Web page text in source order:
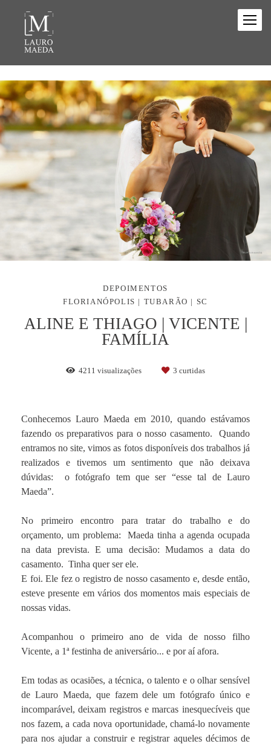
DEPOIMENTOS
FLORIANÓPOLIS | TUBARÃO | SC
ALINE E THIAGO | VICENTE |
FAMÍLIA
4211 visualizações 3 curtidas
Conhecemos Lauro Maeda em 2010, quando estávamos
fazendo os preparativos para o nosso casamento. Quando
entramos no site, vimos as fotos disponíveis dos trabalhos já
realizados e tivemos um sentimento que não deixava
dúvidas: o fotógrafo tem que ser “esse tal de Lauro
Maeda”.
No primeiro encontro para tratar do trabalho e do
orçamento, um problema: Maeda tinha a agenda ocupada
na data prevista. E uma decisão: Mudamos a data do
casamento. Tinha quer ser ele.
E foi. Ele fez o registro de nosso casamento e, desde então,
esteve presente em vários dos momentos mais especiais de
nossas vidas.
Acompanhou o primeiro ano de vida de nosso filho
Vicente, a 1ª festinha de aniversário... e por aí afora.
Em todas as ocasiões, a técnica, o talento e o olhar sensível
de Lauro Maeda, que fazem dele um fotógrafo único e
incomparável, deixam registros e marcas inesquecíveis que
nos fazem, a cada nova oportunidade, chamá-lo novamente
para nos ajudar a construir e registrar aqueles décimos de